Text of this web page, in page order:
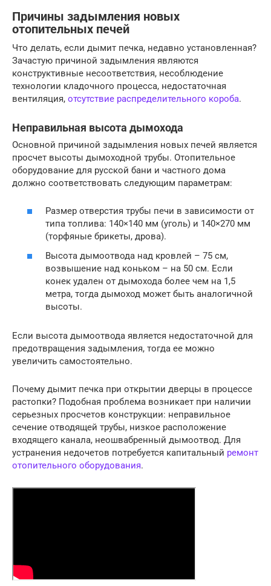
Причины задымления новых
отопительных печей
Что делать, если дымит печка, недавно установленная?
Зачастую причиной задымления являются
конструктивные несоответствия, несоблюдение
технологии кладочного процесса, недостаточная
вентиляция, отсутствие распределительного короба.
Неправильная высота дымохода
Основной причиной задымления новых печей является
просчет высоты дымоходной трубы. Отопительное
оборудование для русской бани и частного дома
должно соответствовать следующим параметрам:
Размер отверстия трубы печи в зависимости от
типа топлива: 140×140 мм (уголь) и 140×270 мм
(торфяные брикеты, дрова).
Высота дымоотвода над кровлей – 75 см,
возвышение над коньком – на 50 см. Если
конек удален от дымохода более чем на 1,5
метра, тогда дымоход может быть аналогичной
высоты.
Если высота дымоотвода является недостаточной для
предотвращения задымления, тогда ее можно
увеличить самостоятельно.
Почему дымит печка при открытии дверцы в процессе
растопки? Подобная проблема возникает при наличии
серьезных просчетов конструкции: неправильное
сечение отводящей трубы, низкое расположение
входящего канала, неошвабренный дымоотвод. Для
устранения недочетов потребуется капитальный ремонт
отопительного оборудования.